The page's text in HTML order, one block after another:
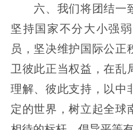
六、我们将团结一致
坚持国家不分大小强
员，坚决维护国际公正
卫彼此正当权益，在乱
理解、彼此支持，以中
定的世界，树立起全球